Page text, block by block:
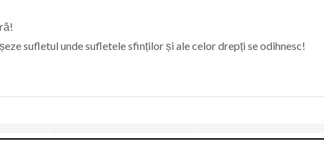
sufletul unde sufletele sfinților și ale celor drepți se odihnesc!